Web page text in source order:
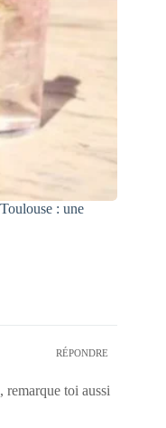
: une
RÉPONDRE
toi aussi